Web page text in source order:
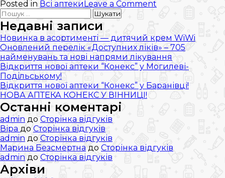
Posted in Всі аптекиLeave a Comment
аптеку
в
Оліївці
(Житомир)!
Пошук:
Недавні записи
Новинка в асортименті — дитячий крем WiWi
Оновлений перелік «Доступних ліків» – 705
найменувань та нові напрями лікування
Відкриття нової аптеки “Конекс” у Могилеві-
Подільському!
Відкриття нової аптеки “Конекс” у Баранівці!
НОВА АПТЕКА КОНЕКС У ВІННИЦІ!
Останні коментарі
admin до Сторінка відгуків
Віра до Сторінка відгуків
admin до Сторінка відгуків
Марина Безсмертна до Сторінка відгуків
admin до Сторінка відгуків
Архіви